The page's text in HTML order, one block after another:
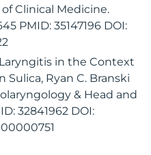
Clinical Medicine.
PMID: 35147196 DOI:
in the Context
Sulica, Ryan C. Branski
& Head and
32841962 DOI: